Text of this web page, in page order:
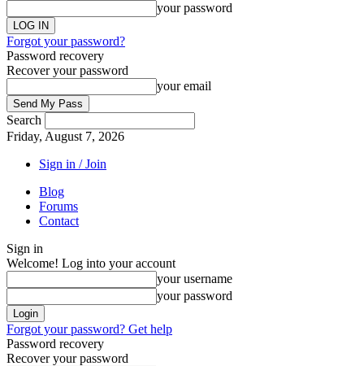
your password
Forgot your password?
Password recovery
Recover your password
your email
Search
Friday, August 7, 2026
Sign in / Join
Blog
Forums
Contact
Sign in
Welcome! Log into your account
your username
your password
Forgot your password? Get help
Password recovery
Recover your password